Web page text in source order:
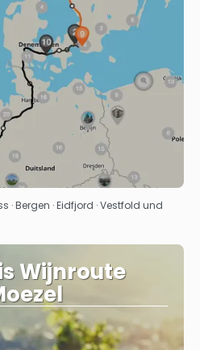
Sehen
· Bergen · Eidfjord · Vestfold und
Wijnroute